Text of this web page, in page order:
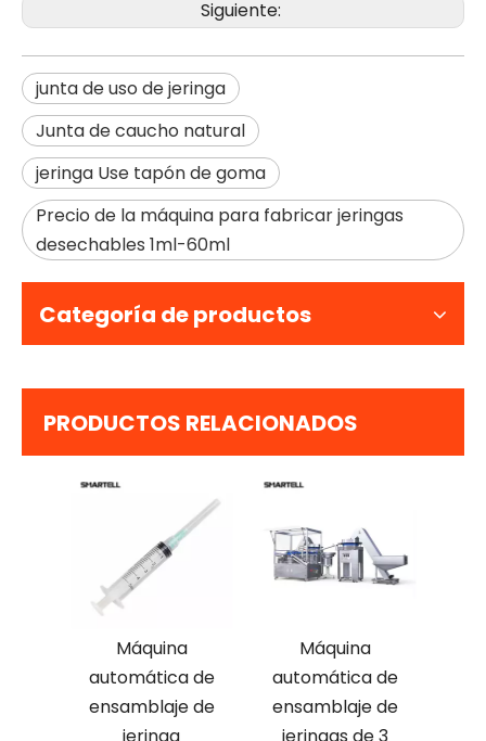
Siguiente:
junta de uso de jeringa
Junta de caucho natural
jeringa Use tapón de goma
Precio de la máquina para fabricar jeringas
desechables 1ml-60ml
Categoría de productos
PRODUCTOS RELACIONADOS
Máquina
automática de
ensamblaje de
Máquina
automática de
ensamblaje de